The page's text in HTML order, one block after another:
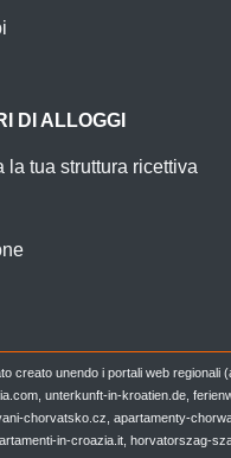
DI ALLOGGI
la tua struttura ricettiva
creato unendo i portali web regionali
unterkunft-in-kroatien.de,
chorvatsko.cz, apartamenty-
in-croazia.it, horvatorszag-